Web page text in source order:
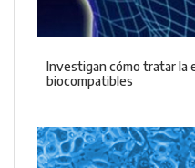
Investigan cómo tratar la
biocompatibles